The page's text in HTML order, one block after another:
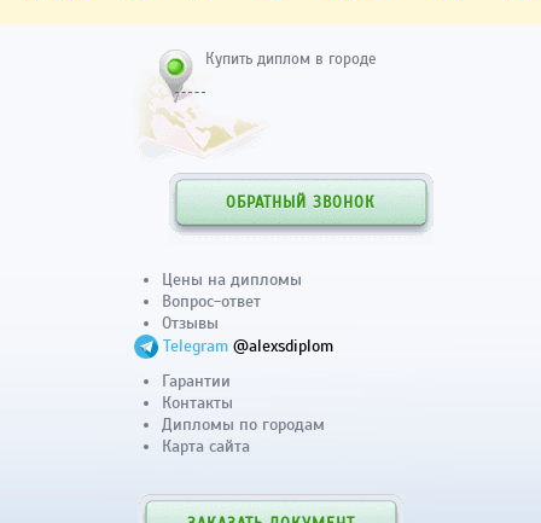
Купить диплом в городе
ОБРАТНЫЙ ЗВОНОК
Цены на дипломы
Вопрос-ответ
Отзывы
Telegram @alexsdiplom
Гарантии
Контакты
Дипломы по городам
Карта сайта